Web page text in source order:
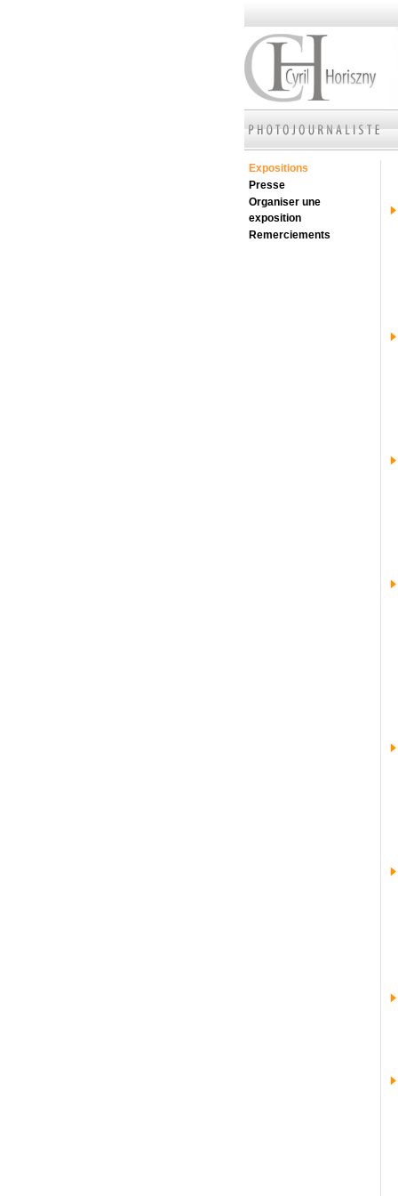
Expositions
Presse
Organiser une
exposition
Remerciements